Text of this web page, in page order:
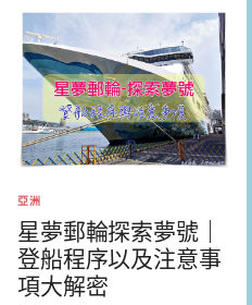
亞洲
星夢郵輪探索夢號｜
登船程序以及注意事
項大解密